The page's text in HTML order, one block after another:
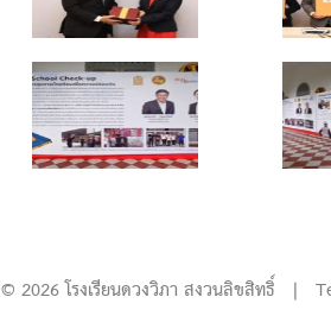
© 2026 โรงเรียนดวงวิภา สงวนลิขสิทธิ์ |